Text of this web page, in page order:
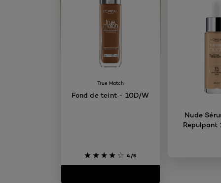
True Match
Fond de teint - 10D/W
4/5
Nude
Repulpant